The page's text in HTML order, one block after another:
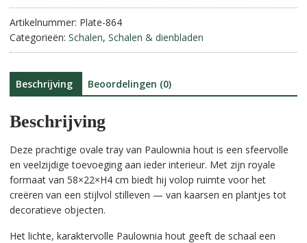
Ovaal
aantal
n
t
i
:
Artikelnummer: Plate-864
Categorieën: Schalen, Schalen & dienbladen
Beschrijving Beoordelingen (0)
Beschrijving
Deze prachtige ovale tray van Paulownia hout is een sfeervolle
en veelzijdige toevoeging aan ieder interieur. Met zijn royale
formaat van 58×22×H4 cm biedt hij volop ruimte voor het
creëren van een stijlvol stilleven — van kaarsen en plantjes tot
decoratieve objecten.
Het lichte, karaktervolle Paulownia hout geeft de schaal een